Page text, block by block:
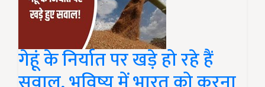
गेहूं के निर्यात पर खड़े हो रहे हैं